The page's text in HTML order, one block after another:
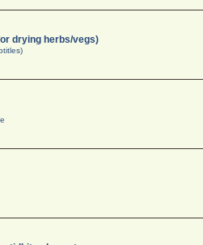
drying herbs/vegs)